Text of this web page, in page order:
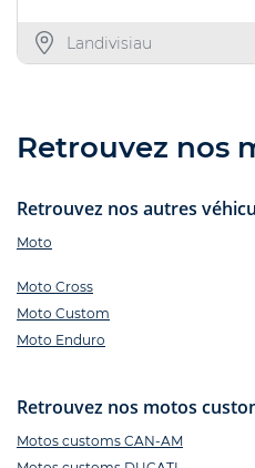
Landivisiau
Retrouvez nos
Retrouvez nos autres
Moto
Moto Cross
Moto Custom
Moto Enduro
Retrouvez nos motos
Motos customs CAN-AM